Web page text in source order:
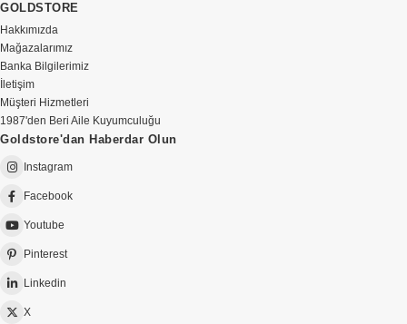
GOLDSTORE
Hakkımızda
Mağazalarımız
Banka Bilgilerimiz
İletişim
Müşteri Hizmetleri
1987'den Beri Aile Kuyumculuğu
Goldstore'dan Haberdar Olun
Instagram
Facebook
Youtube
Pinterest
Linkedin
X